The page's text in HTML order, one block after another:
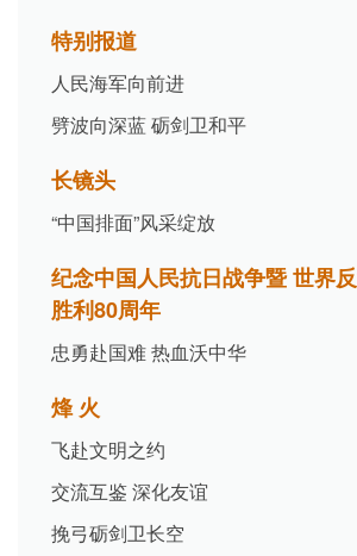
特别报道
人民海军向前进
劈波向深蓝 砺剑卫和平
长镜头
“中国排面”风采绽放
纪念中国人民抗日战争暨 世界
胜利80周年
忠勇赴国难 热血沃中华
烽 火
飞赴文明之约
交流互鉴 深化友谊
挽弓砺剑卫长空